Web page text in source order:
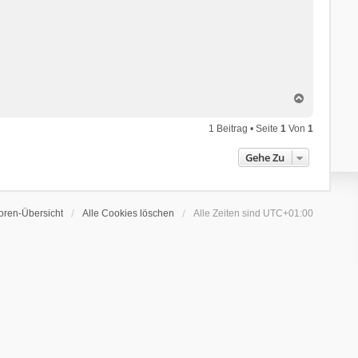
c
h
o
1 Beitrag • Seite1 Von1
Gehe Zu
Übersicht Alle Cookies löschen Alle Zeiten sind UTC+01:00